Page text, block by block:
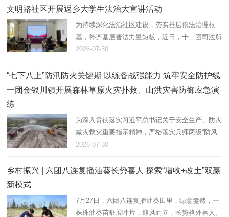
文明路社区开展返乡大学生法治大宣讲活动
为持续深化法治社区建设，夯实基层依法治理根
基，补齐基层普法力量短板，近日，十二团司法所
联合文明路社区，组织返乡大学生志愿者开展法治
2026-07-30
“七下八上”防汛防火关键期 以练备战强能力 筑牢安全防护线
一团金银川镇开展森林草原火灾扑救、山洪灾害防御应急演
练
为深入贯彻落实习近平总书记关于安全生产、防灾
减灾救灾重要指示精神，严格落实兵师两级“防风
险、保安全、护稳定”工作部署，立足“七下八上”防
堤，一团金银川镇组织…
2026-07-30
乡村振兴 | 六团八连复播油葵长势喜人 探索“增收+改土”双赢
新模式
7月27日，六团八连复播油葵田里，绿意盎然，一
株株油葵苗舒展叶片，迎风而立，长势格外喜人。